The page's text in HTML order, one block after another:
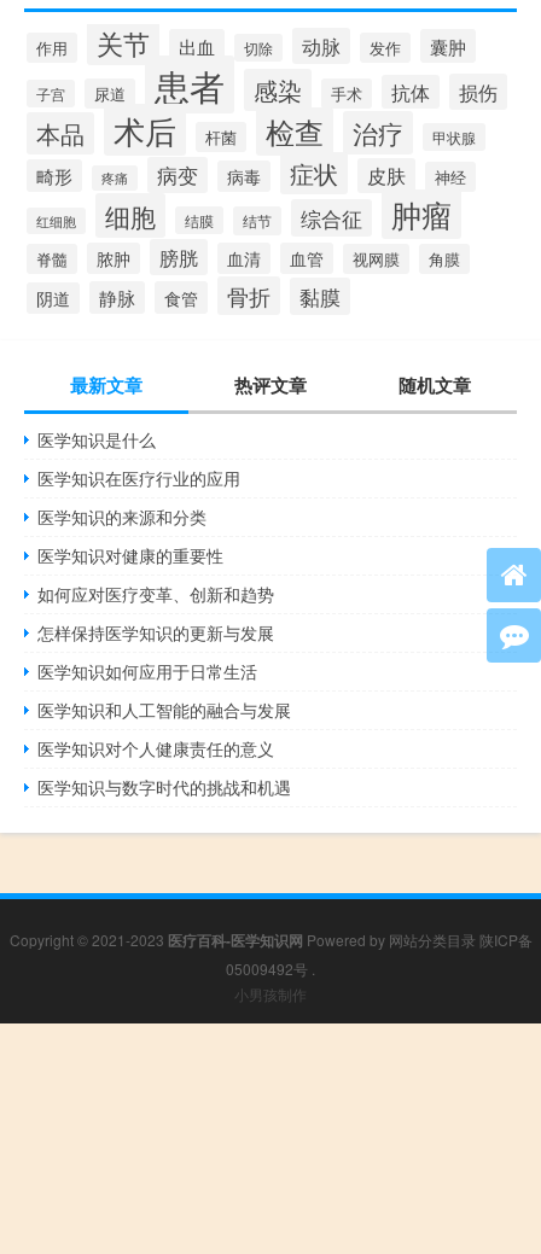
作用 关节 出血 切除 动脉 发作 囊肿
子宫 尿道 患者 感染 手术 抗体 损伤
本品 术后 杆菌 检查 治疗 甲状腺
畸形 疼痛 病变 病毒 症状 皮肤 神经
红细胞 细胞 结膜 结节 综合征 肿瘤
脊髓 脓肿 膀胱 血清 血管 视网膜 角膜
阴道 静脉 食管 骨折 黏膜
最新文章 热评文章 随机文章
医学知识是什么
医学知识在医疗行业的应用
医学知识的来源和分类
医学知识对健康的重要性
如何应对医疗变革、创新和趋势
怎样保持医学知识的更新与发展
医学知识如何应用于日常生活
医学知识和人工智能的融合与发展
医学知识对个人健康责任的意义
医学知识与数字时代的挑战和机遇
Copyright © 2021-2023 医疗百科-医学知识网 Powered by 网站分类目录 陕ICP备
05009492号
小男孩制作